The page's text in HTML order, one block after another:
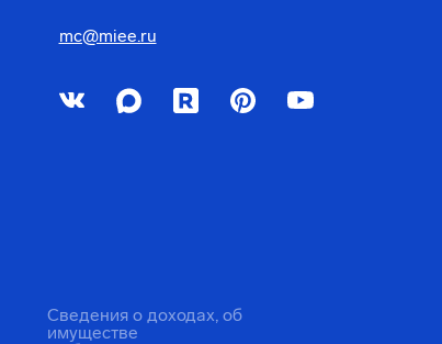
mc@miee.ru
Сведения о доходах, об
имуществе